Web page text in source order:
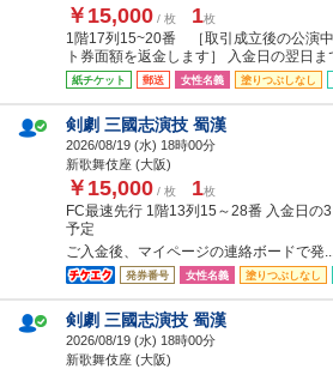
￥15,000 / 枚 1枚
1階17列15~20番 ［取引成立後の公演
ト券面額を返金します］ 入金日の翌日ま
紙チケット 郵送 女性名義 塗りつぶしなし
剣劇 三國志演技 蜀漢
2026/08/19 (水) 18時00分
新歌舞伎座 (大阪)
￥15,000 / 枚 1枚
FC最速先行 1階13列15～28番 入金日の
予定
ご入金後、マイページの連絡ボードで発
発券番号 女性名義 塗りつぶしなし
剣劇 三國志演技 蜀漢
2026/08/19 (水) 18時00分
新歌舞伎座 (大阪)